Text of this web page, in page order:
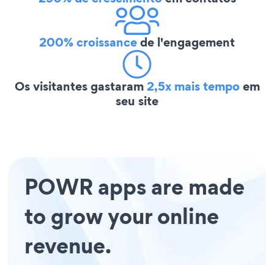
200% croissancede l'engagement
Os visitantes gastaram2,5x mais tempoem
seu site
POWR apps are made
to grow your online
revenue.